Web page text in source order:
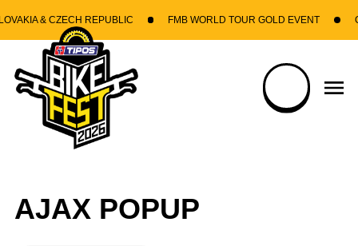
Skočiť na hlavný obsah
& CZECH REPUBLIC FMB WORLD TOUR GOLD EVENT
AJAX POPUP